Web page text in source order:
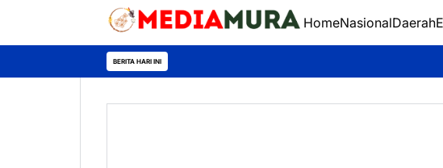
HomeNasionalDaerah
BERITA HARI INI Antisipasi